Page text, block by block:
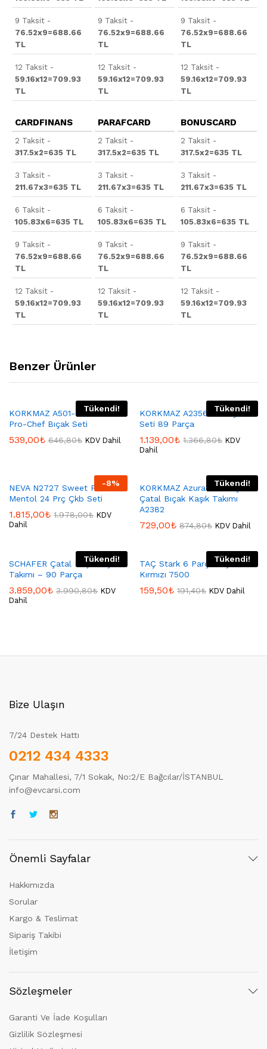
9 Taksit -
76.52x9=688.66
TL
12 Taksit -
59.16x12=709.93
TL
9 Taksit -
76.52x9=688.66
TL
12 Taksit -
59.16x12=709.93
TL
9 Taksit -
76.52x9=688.66
TL
12 Taksit -
59.16x12=709.93
TL
CARDFINANS
2 Taksit -
317.5x2=635 TL
3 Taksit -
211.67x3=635 TL
6 Taksit -
105.83x6=635 TL
9 Taksit -
76.52x9=688.66
TL
12 Taksit -
59.16x12=709.93
TL
PARAFCARD
2 Taksit -
317.5x2=635 TL
3 Taksit -
211.67x3=635 TL
6 Taksit -
105.83x6=635 TL
9 Taksit -
76.52x9=688.66
TL
12 Taksit -
59.16x12=709.93
TL
BONUSCARD
2 Taksit -
317.5x2=635 TL
3 Taksit -
211.67x3=635 TL
6 Taksit -
105.83x6=635 TL
9 Taksit -
76.52x9=688.66
TL
12 Taksit -
59.16x12=709.93
TL
Benzer Ürünler
Tükendi!
KORKMAZ A501-01 Korkmaz
Pro-Chef Bıçak Seti
539,00₺ 646,80₺ KDV Dahil
Tükendi!
KORKMAZ A2356 Aura Çkb
Seti 89 Parça
1.139,00₺ 1.366,80₺ KDV
Dahil
-8%
NEVA N2727 Sweet Premıum
Mentol 24 Prç Çkb Seti
1.815,00₺ 1.978,00₺ KDV
Dahil
Tükendi!
KORKMAZ Azura 84 Parça
Çatal Bıçak Kaşık Takımı
A2382
729,00₺ 874,80₺ KDV Dahil
Tükendi!
SCHAFER Çatal Kaşık Bıçak
Takımı – 90 Parça
3.859,00₺ 3.990,80₺ KDV
Dahil
Tükendi!
TAÇ Stark 6 Parça Bıçak Seti
Kırmızı 7500
159,50₺ 191,40₺ KDV Dahil
Bize Ulaşın
7/24 Destek Hattı
0212 434 4333
Çınar Mahallesi, 7/1 Sokak, No:2/E Bağcılar/İSTANBUL
info@evcarsi.com
Önemli Sayfalar
Hakkımızda
Sorular
Kargo & Teslimat
Sipariş Takibi
İletişim
Sözleşmeler
Garanti Ve İade Koşulları
Gizlilik Sözleşmesi